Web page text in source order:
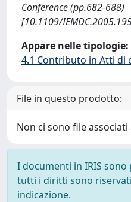
Conference (pp.682-688)
[10.1109/
Appare nelle tipologie:
4.1 Contributo in Atti di
File in questo prodotto:
Non ci sono file
I documenti in IRIS
tutti i diritti sono
indicazione.